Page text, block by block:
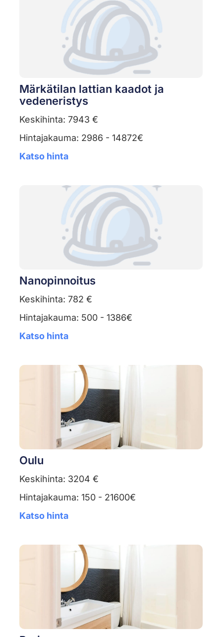
Märkätilan lattian kaadot ja
vedeneristys
Keskihinta: 7943 €
Hintajakauma: 2986 - 14872€
Katso hinta
Nanopinnoitus
Keskihinta: 782 €
Hintajakauma: 500 - 1386€
Katso hinta
Oulu
Keskihinta: 3204 €
Hintajakauma: 150 - 21600€
Katso hinta